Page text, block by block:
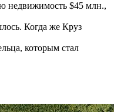
недвижимость $45 млн.,
Когда же Круз
которым стал